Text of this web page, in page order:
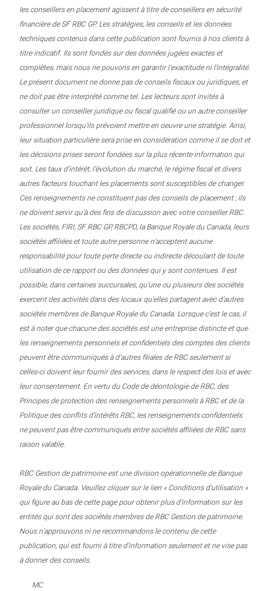
les conseillers en placement agissent à titre de conseillers en sécurité
financière de SF RBC GP. Les stratégies, les conseils et les données
techniques contenus dans cette publication sont fournis à nos clients à
titre indicatif. Ils sont fondés sur des données jugées exactes et
complètes, mais nous ne pouvons en garantir l’exactitude ni l’intégralité.
Le présent document ne donne pas de conseils fiscaux ou juridiques, et
ne doit pas être interprété comme tel. Les lecteurs sont invités à
consulter un conseiller juridique ou fiscal qualifié ou un autre conseiller
professionnel lorsqu’ils prévoient mettre en oeuvre une stratégie. Ainsi,
leur situation particulière sera prise en considération comme il se doit et
les décisions prises seront fondées sur la plus récente information qui
soit. Les taux d’intérêt, l’évolution du marché, le régime fiscal et divers
autres facteurs touchant les placements sont susceptibles de changer.
Ces renseignements ne constituent pas des conseils de placement ; ils
ne doivent servir qu’à des fins de discussion avec votre conseiller RBC.
Les sociétés, FIRI, SF RBC GP, RBCPD, la Banque Royale du Canada, leurs
sociétés affiliées et toute autre personne n’acceptent aucune
responsabilité pour toute perte directe ou indirecte découlant de toute
utilisation de ce rapport ou des données qui y sont contenues. Il est
possible, dans certaines succursales, qu’une ou plusieurs des sociétés
exercent des activités dans des locaux qu’elles partagent avec d’autres
sociétés membres de Banque Royale du Canada. Lorsque c’est le cas, il
est à noter que chacune des sociétés est une entreprise distincte et que
les renseignements personnels et confidentiels des comptes des clients
peuvent être communiqués à d’autres filiales de RBC seulement si
celles-ci doivent leur fournir des services, dans le respect des lois et avec
leur consentement. En vertu du Code de déontologie de RBC, des
Principes de protection des renseignements personnels à RBC et de la
Politique des conflits d’intérêts RBC, les renseignements confidentiels
ne peuvent pas être communiqués entre sociétés affiliées de RBC sans
raison valable.
RBC Gestion de patrimoine est une division opérationnelle de Banque
Royale du Canada. Veuillez cliquer sur le lien « Conditions d’utilisation »
qui figure au bas de cette page pour obtenir plus d’information sur les
entités qui sont des sociétés membres de RBC Gestion de patrimoine.
Nous n’approuvons ni ne recommandons le contenu de cette
publication, qui est fourni à titre d’information seulement et ne vise pas
à donner des conseils.
MC